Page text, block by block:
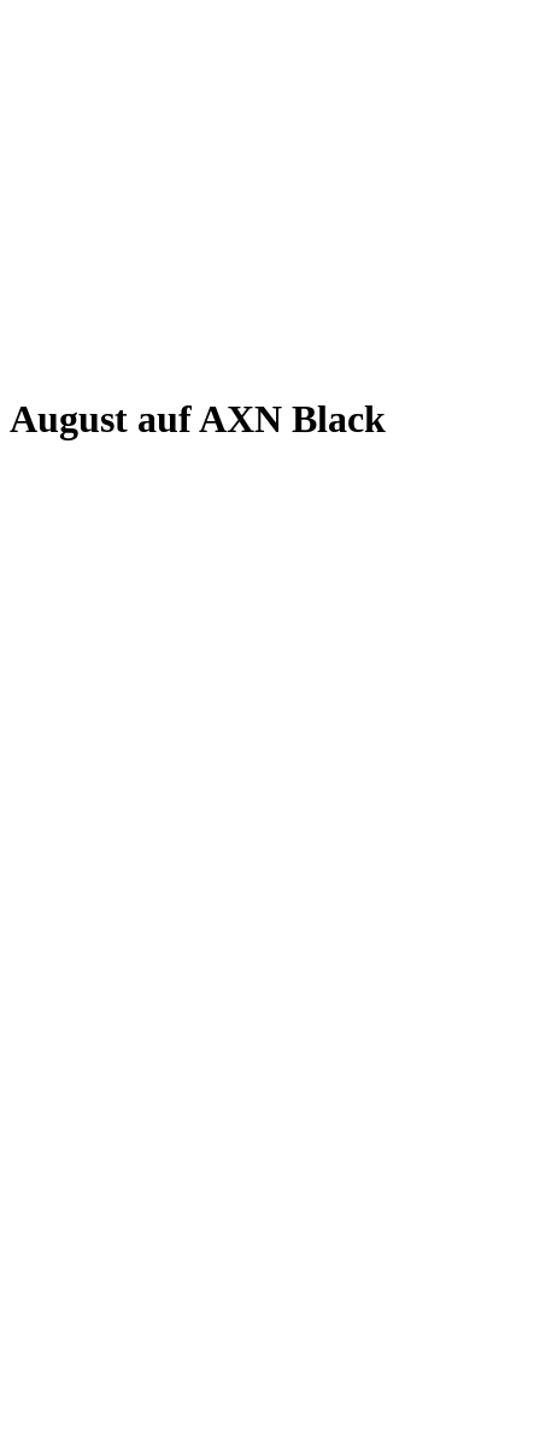
August auf AXN Black